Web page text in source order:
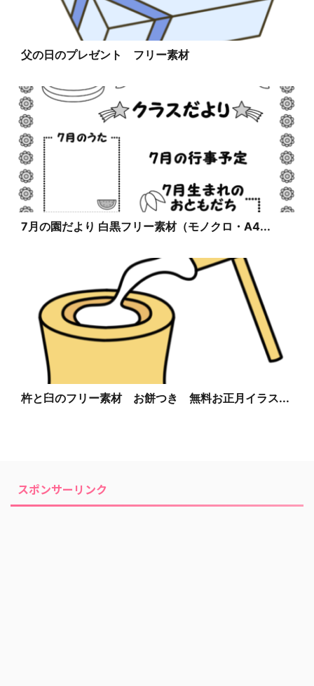
父の日のプレゼント フリー素材
7月の園だより 白黒フリー素材（モノクロ・A4...
杵と臼のフリー素材 お餅つき 無料お正月イラス...
スポンサーリンク